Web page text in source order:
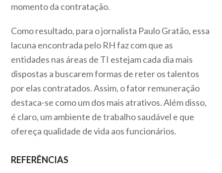
momento da contratação.
Como resultado, para o jornalista Paulo Gratão, essa
lacuna encontrada pelo RH faz com que as
entidades nas áreas de TI estejam cada dia mais
dispostas a buscarem formas de reter os talentos
por elas contratados. Assim, o fator remuneração
destaca-se como um dos mais atrativos. Além disso,
é claro, um ambiente de trabalho saudável e que
ofereça qualidade de vida aos funcionários.
REFERÊNCIAS